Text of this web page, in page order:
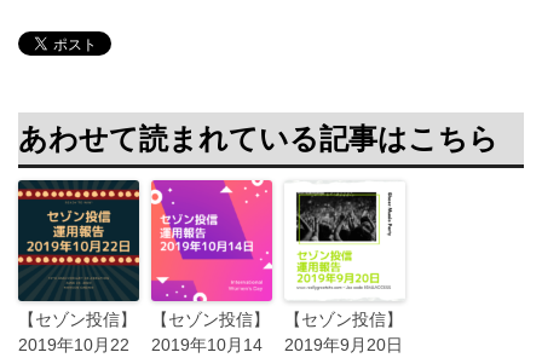
あわせて読まれている記事はこちら
【セゾン投信】
2019年10月22
【セゾン投信】
2019年10月14
【セゾン投信】
2019年9月20日